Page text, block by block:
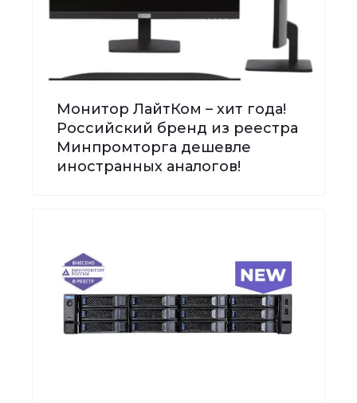
Монитор ЛайтКом – хит года!
Российский бренд из реестра
Минпромторга дешевле
иностранных аналогов!